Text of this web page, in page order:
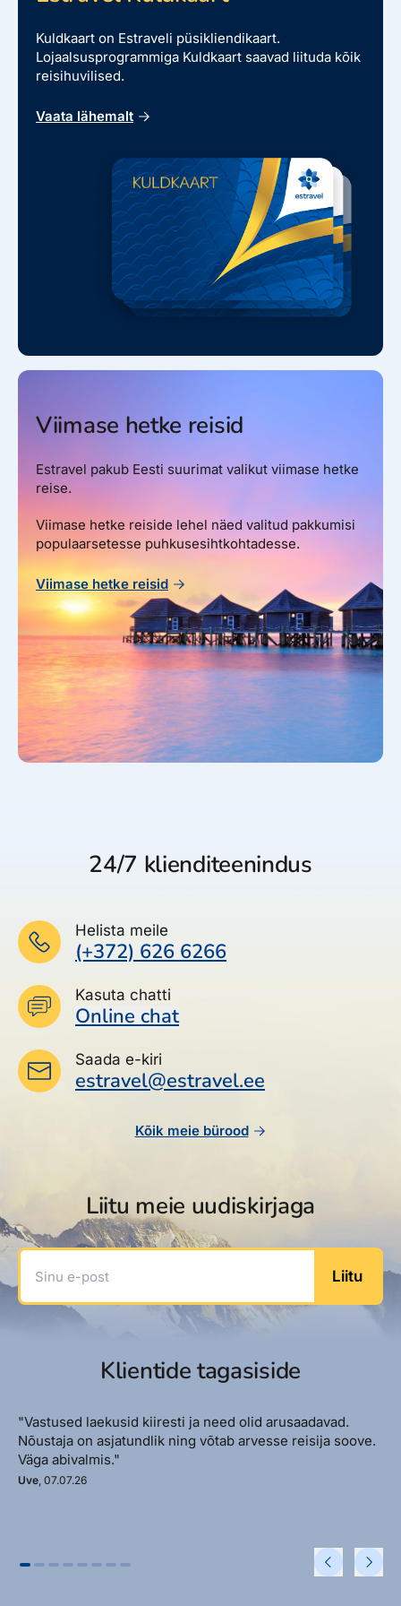
Kuldkaart on Estraveli püsikliendikaart.
Lojaalsusprogrammiga Kuldkaart saavad liituda kõik
reisihuvilised.
Vaata lähemalt
Viimase hetke reisid
Estravel pakub Eesti suurimat valikut viimase hetke
reise.
Viimase hetke reiside lehel näed valitud pakkumisi
populaarsetesse puhkusesihtkohtadesse.
Viimase hetke reisid
24/7 klienditeenindus
Helista meile
(+372) 626 6266
Kasuta chatti
Online chat
Saada e-kiri
estravel@estravel.ee
Kõik meie bürood
Liitu meie uudiskirjaga
Sinu e-post
Liitu
Klientide tagasiside
"Vastused laekusid kiiresti ja need olid arusaadavad.
Nõustaja on asjatundlik ning võtab arvesse reisija soove.
Väga abivalmis."
Uve, 07.07.26